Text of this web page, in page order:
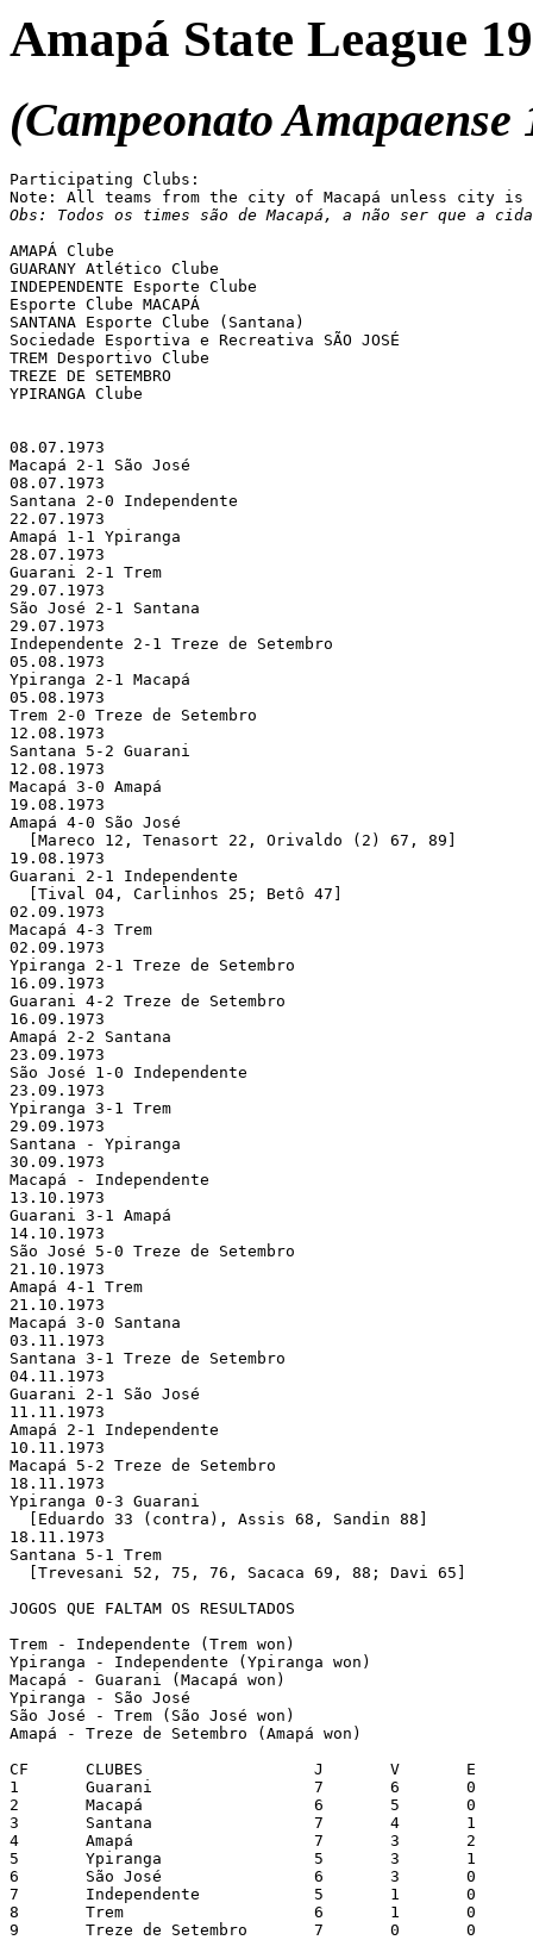
Amapá State League
(Campeonato Amapaense
Participating Clubs:
Obs: Todos os times são de Macapá, a não ser que a
AMAPÁ Clube
GUARANY Atlético Clube
INDEPENDENTE Esporte Clube
Esporte Clube MACAPÁ
SANTANA Esporte Clube (Santana)
Sociedade Esportiva e Recreativa SÃO JOSÉ
TREM Desportivo Clube
TREZE DE SETEMBRO
YPIRANGA Clube
08.07.1973
Macapá 2-1 São José
08.07.1973
Santana 2-0 Independente
22.07.1973
Amapá 1-1 Ypiranga
28.07.1973
Guarani 2-1 Trem
29.07.1973
São José 2-1 Santana
29.07.1973
Independente 2-1 Treze de Setembro
05.08.1973
Ypiranga 2-1 Macapá
05.08.1973
Trem 2-0 Treze de Setembro
12.08.1973
Santana 5-2 Guarani
12.08.1973
Macapá 3-0 Amapá
19.08.1973
Amapá 4-0 São José
  [Mareco 12, Tenasort 22, Orivaldo (2) 67, 89]
19.08.1973
Guarani 2-1 Independente
  [Tival 04, Carlinhos 25; Betô 47]
02.09.1973
Macapá 4-3 Trem
02.09.1973
Ypiranga 2-1 Treze de Setembro
16.09.1973
Guarani 4-2 Treze de Setembro
16.09.1973
Amapá 2-2 Santana
23.09.1973
São José 1-0 Independente
23.09.1973
Ypiranga 3-1 Trem
29.09.1973
Santana - Ypiranga
30.09.1973
Macapá - Independente
13.10.1973
Guarani 3-1 Amapá
14.10.1973
São José 5-0 Treze de Setembro
21.10.1973
Amapá 4-1 Trem
21.10.1973
Macapá 3-0 Santana
03.11.1973
Santana 3-1 Treze de Setembro
04.11.1973
Guarani 2-1 São José
11.11.1973
Amapá 2-1 Independente
10.11.1973
Macapá 5-2 Treze de Setembro
18.11.1973
Ypiranga 0-3 Guarani
  [Eduardo 33 (contra), Assis 68, Sandin 88]
18.11.1973
Santana 5-1 Trem
  [Trevesani 52, 75, 76, Sacaca 69, 88; Davi 65]
JOGOS QUE FALTAM OS RESULTADOS
Trem - Independente (Trem won)
Ypiranga - Independente (Ypiranga won)
Macapá - Guarani (Macapá won)
Ypiranga - São José
São José - Trem (São José won)
Amapá - Treze de Setembro (Amapá won)
CF	CLUBES			J	V	E	D	GF	GC	SG	PG
1	Guarani			7	6	0	1	18	11	7	12
2	Macapá			6	5	0	1	18	8	10	10
3	Santana			7	4	1	2	18	11	7	9
4	Amapá			7	3	2	2	14	11	3	8
5	Ypiranga		5	3	1	1	9	8	1	7
6	São José		6	3	0	3	10	9	1	6
7	Independente		5	1	0	4	4	8	-4	2
8	Trem			6	1	0	5	9	18	-9	2
9	Treze de Setembro	7	0	0	7	7	23	-16	0